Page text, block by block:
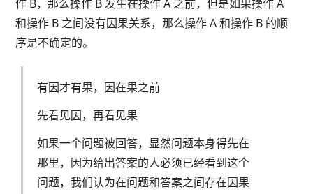
作 B，那么操作 B 发生在操作 A 之前，但是如果操作 A
和操作 B 之间没有因果关系，那么操作 A 和操作 B 的顺
序是不确定的。
有因才有果，因在果之前
先看见因，再看见果
如果一个问题被回答，显然问题本身得先在
那里，因为给出答案的人必须已经看到这个
问题，我们认为在问题和答案之间存在因果